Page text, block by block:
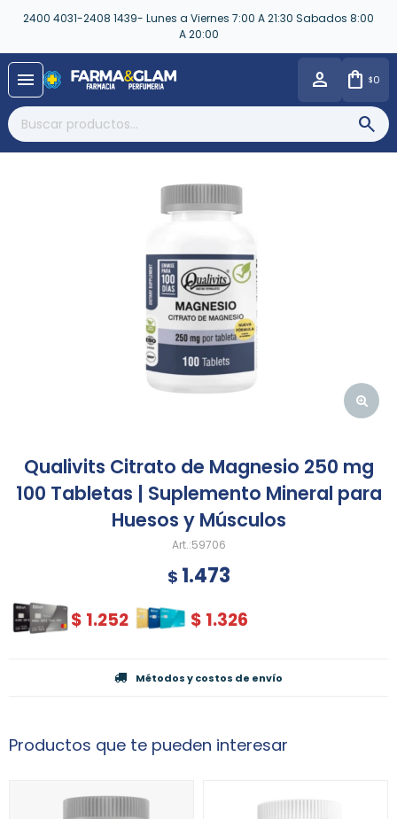
2400 4031-2408 1439- Lunes a Viernes 7:00 A 21:30 Sabados 8:00
A 20:00
menu $0
Qualivits Citrato de Magnesio 250 mg
100 Tabletas | Suplemento Mineral para
Huesos y Músculos
59706
$ 1.473
$ 1.252 $ 1.326
Métodos y costos de envío
Productos que te pueden interesar